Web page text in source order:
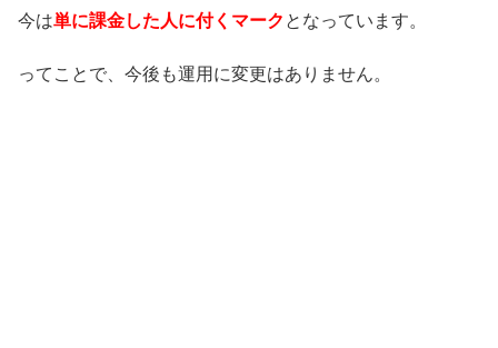
今は単に課金した人に付くマーク となっています。
ってことで、今後も運用に変更はありません。